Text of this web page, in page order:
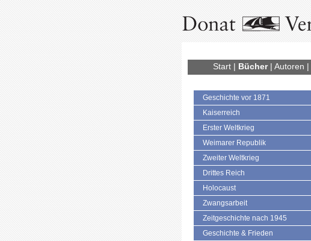
Start| Bücher| Autoren |
Geschichte vor 1871
Kaiserreich
Erster Weltkrieg
Weimarer Republik
Zweiter Weltkrieg
Drittes Reich
Holocaust
Zwangsarbeit
Zeitgeschichte nach 1945
Geschichte & Frieden